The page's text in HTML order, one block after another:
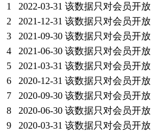
1
2022-03-31 该数据只对会员开放
2
2021-12-31 该数据只对会员开放
3
2021-09-30 该数据只对会员开放
4
2021-06-30 该数据只对会员开放
5
2021-03-31 该数据只对会员开放
6
2020-12-31 该数据只对会员开放
7
2020-09-30 该数据只对会员开放
8
2020-06-30 该数据只对会员开放
9
2020-03-31 该数据只对会员开放